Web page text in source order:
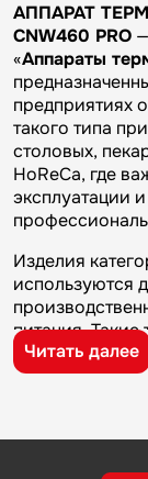
АППАРАТ
CNW460 PRO
«Аппараты
предприятиях
такого типа
столовых,
HoReCa, где
эксплуатации
Изделия
используются
питания.
столовых,
работы.
Читать далее